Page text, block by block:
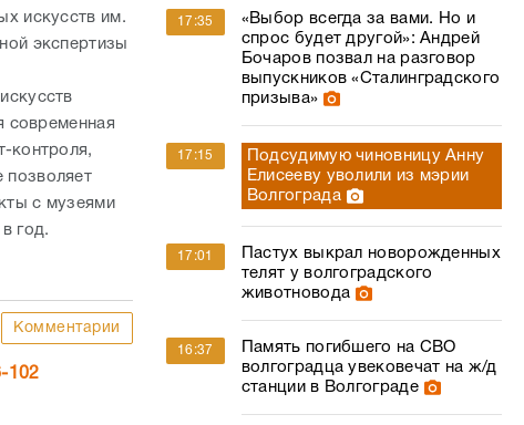
искусств им.
экспертизы
современная
контроля,
позволяет
с музеями
год.
Комментарии
102
17:35
«Выбор всегда за вами. Но и
спрос будет другой»: Андрей
Бочаров позвал на разговор
выпускников «Сталинградского
призыва»
17:15
Подсудимую чиновницу Анну
Елисееву уволили из мэрии
Волгограда
17:01
Пастух выкрал новорожденных
телят у волгоградского
животновода
16:37
Память погибшего на СВО
волгоградца увековечат на ж/д
станции в Волгограде